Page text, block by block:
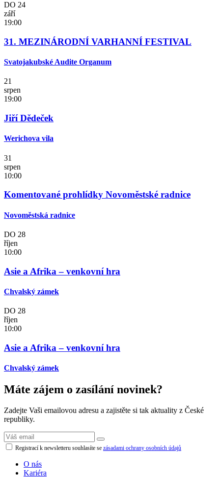
DO 24
září
19:00
31. MEZINÁRODNÍ VARHANNÍ FESTIVAL
Svatojakubské Audite Organum
21
srpen
19:00
Jiří Dědeček
Werichova vila
31
srpen
10:00
Komentované prohlídky Novoměstské radnice
Novoměstská radnice
DO 28
říjen
10:00
Asie a Afrika – venkovní hra
Chvalský zámek
DO 28
říjen
10:00
Asie a Afrika – venkovní hra
Chvalský zámek
Máte zájem o zasílání novinek?
Zadejte Vaši emailovou adresu a zajistěte si tak aktuality z České
republiky.
Registrací k newsletteru souhlasíte se zásadami ochrany osobních údajů
O nás
Kariéra